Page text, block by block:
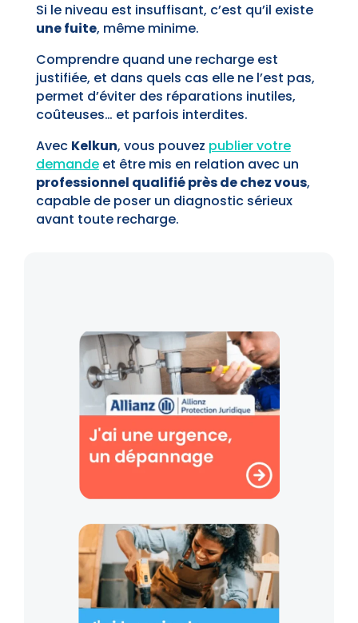
Si le niveau est insuffisant, c’est qu’il existe
une fuite, même minime.
Comprendre quand une recharge est
justifiée, et dans quels cas elle ne l’est pas,
permet d’éviter des réparations inutiles,
coûteuses… et parfois interdites.
Avec Kelkun, vous pouvez publier votre
demandeet être mis en relation avec un
professionnel qualifié près de chez vous,
capable de poser un diagnostic sérieux
avant toute recharge.